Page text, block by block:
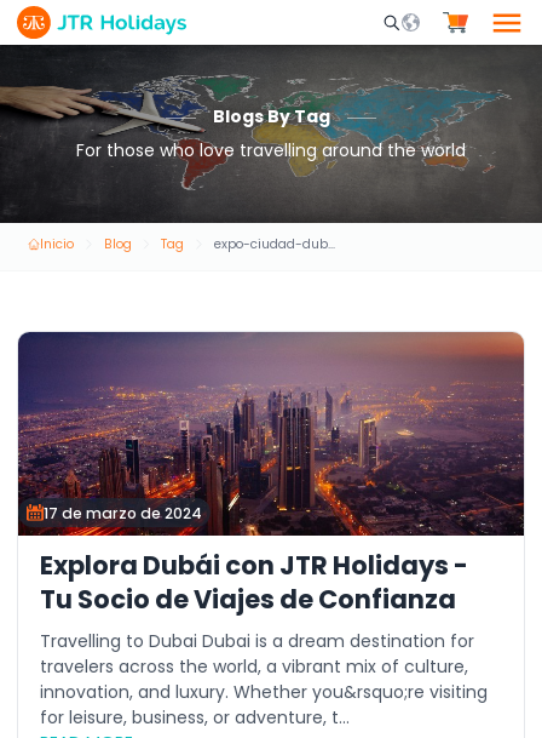
Mobile Search
Blogs By Tag
For those who love travelling around the world
Inicio Blog Tag expo-ciudad-dubai
17 de marzo de 2024
Explora Dubái con JTR Holidays -
Tu Socio de Viajes de Confianza
Travelling to Dubai Dubai is a dream destination for
travelers across the world, a vibrant mix of culture,
innovation, and luxury. Whether you&rsquo;re visiting
for leisure, business, or adventure, t...